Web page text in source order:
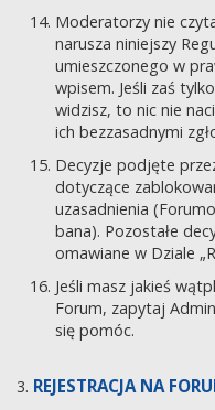
Moderatorzy nie
narusza niniejszy
umieszczonego w
wpisem. Jeśli zaś
widzisz, to nic nie
ich bezzasadnymi
Decyzje podjęte
dotyczące
uzasadnienia
bana). Pozostałe
omawiane w Dziale
Jeśli masz jakieś
Forum, zapytaj
się pomóc.
REJESTRACJA NA